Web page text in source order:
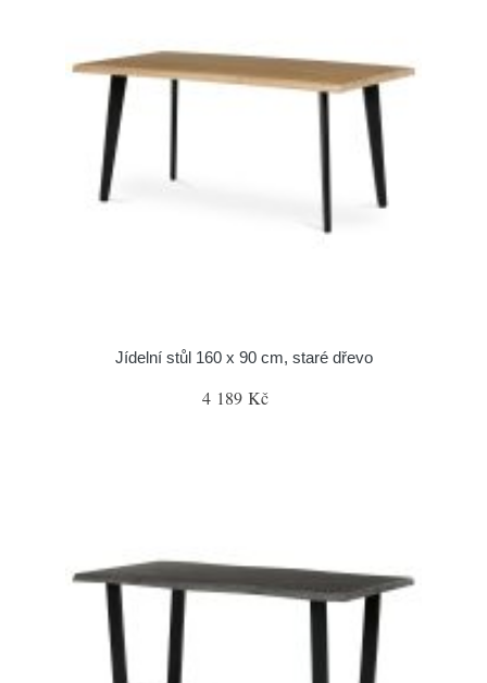
Jídelní stůl 160 x 90 cm, staré dřevo
4 189 Kč